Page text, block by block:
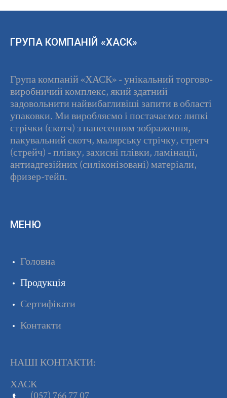
ГРУПА КОМПАНІЙ «ХАСК»
Група компаній «ХАСК» - унікальний торгово-
виробничий комплекс, який здатний
задовольнити найвибагливіші запити в області
упаковки. Ми виробляємо і постачаємо: липкі
стрічки (скотч) з нанесенням зображення,
пакувальний скотч, малярську стрічку, стретч
(стрейч) - плівку, захисні плівки, ламінації,
антиадгезійних (силіконізовані) матеріали,
фризер-тейп.
МЕНЮ
Головна
Продукція
Сертифікати
Контакти
НАШІ КОНТАКТИ:
ХАСК
(057) 766 77 07